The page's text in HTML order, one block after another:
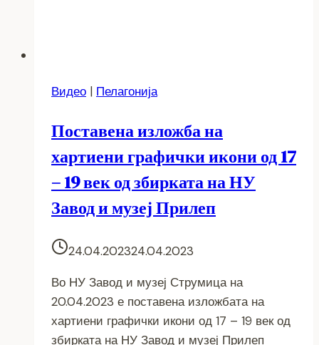
Видео | Пелагонија
Поставена изложба на
хартиени графички икони од 17
– 19 век од збирката на НУ
Завод и музеј Прилеп
24.04.202324.04.2023
Во НУ Завод и музеј Струмица на
20.04.2023 е поставена изложбата на
хартиени графички икони од 17 – 19 век од
збирката на НУ Завод и музеј Прилеп